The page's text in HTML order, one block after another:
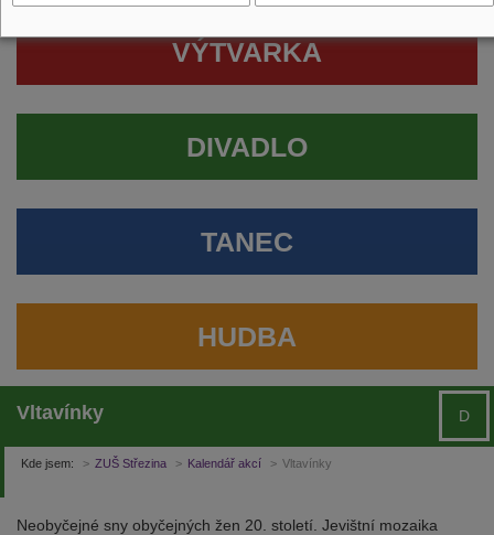
VÝTVARKA
DIVADLO
TANEC
HUDBA
Vltavínky D
Kde jsem: ZUŠ Střezina Kalendář akcí Vltavínky
Neobyčejné sny obyčejných žen 20. století. Jevištní mozaika